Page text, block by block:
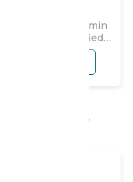
BOYO Politur Melamin
terbuat dari modified
alkyd sintetik resin.
cocok untuk meubel,
Melamin bisa untuk